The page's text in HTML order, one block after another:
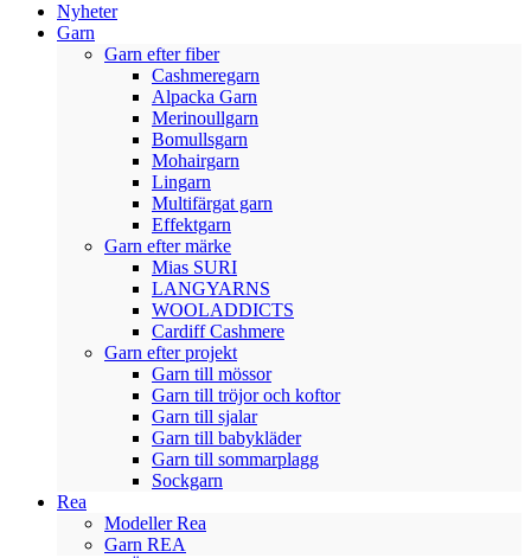
Nyheter
Garn
Garn efter fiber
Cashmeregarn
Alpacka Garn
Merinoullgarn
Bomullsgarn
Mohairgarn
Lingarn
Multifärgat garn
Effektgarn
Garn efter märke
Mias SURI
LANGYARNS
WOOLADDICTS
Cardiff Cashmere
Garn efter projekt
Garn till mössor
Garn till tröjor och koftor
Garn till sjalar
Garn till babykläder
Garn till sommarplagg
Sockgarn
Rea
Modeller Rea
Garn REA